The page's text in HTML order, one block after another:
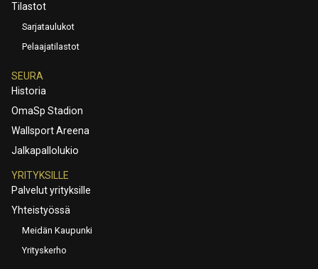
Tilastot
Sarjataulukot
Pelaajatilastot
SEURA
Historia
OmaSp Stadion
Wallsport Areena
Jalkapallolukio
YRITYKSILLE
Palvelut yrityksille
Yhteistyössä
Meidän Kaupunki
Yrityskerho